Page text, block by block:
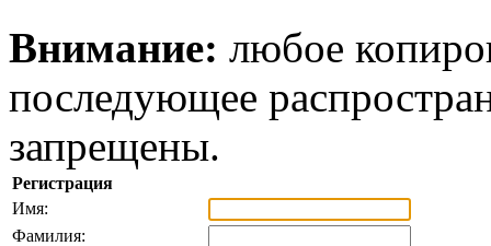
Внимание: любое
последующее
запрещены.
Регистрация
Имя:
Фамилия: